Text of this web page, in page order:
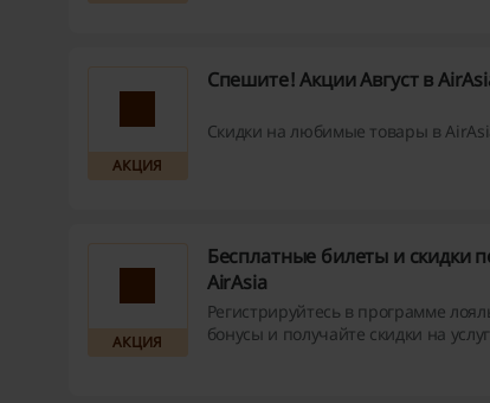
АКЦИЯ
Спешите! Акции Август в
Скидки на любимые товары в
АКЦИЯ
Бесплатные билеты и скидки
AirAsia
Регистрируйтесь в программе
бонусы и получайте скидки на
перелёты! Не упустите